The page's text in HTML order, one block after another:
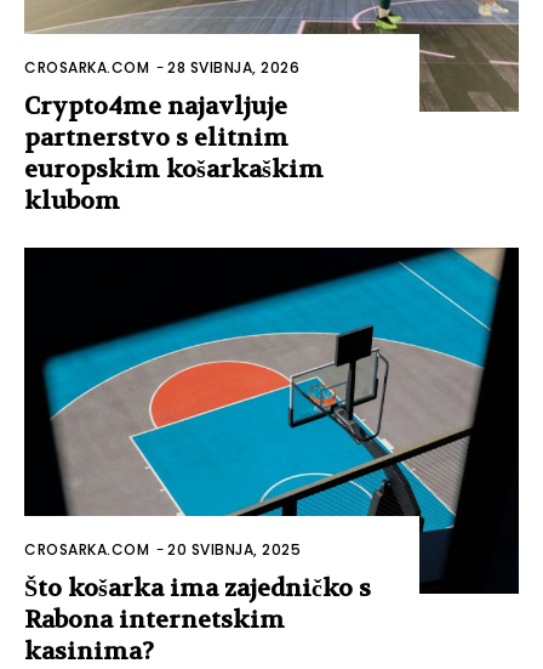
CROSARKA.COM -28 SVIBNJA, 2026
Crypto4me najavljuje
partnerstvo s elitnim
europskim košarkaškim
klubom
CROSARKA.COM -20 SVIBNJA, 2025
Što košarka ima zajedničko s
Rabona internetskim
kasinima?